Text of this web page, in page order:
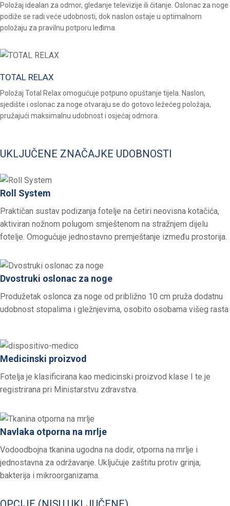
Položaj idealan za odmor, gledanje televizije ili čitanje. Oslonac za noge
podiže se radi veće udobnosti, dok naslon ostaje u optimalnom
položaju za pravilnu potporu leđima.
TOTAL RELAX
Položaj Total Relax omogućuje potpuno opuštanje tijela. Naslon,
sjedište i oslonac za noge otvaraju se do gotovo ležećeg položaja,
pružajući maksimalnu udobnost i osjećaj odmora.
UKLJUČENE ZNAČAJKE UDOBNOSTI
Roll System
Praktičan sustav podizanja fotelje na četiri neovisna kotačića,
aktiviran nožnom polugom smještenom na stražnjem dijelu
fotelje. Omogućuje jednostavno premještanje između prostorija.
Dvostruki oslonac za noge
Produžetak oslonca za noge od približno 10 cm pruža dodatnu
udobnost stopalima i gležnjevima, osobito osobama višeg rasta.
Medicinski proizvod
Fotelja je klasificirana kao medicinski proizvod klase I te je
registrirana pri Ministarstvu zdravstva.
Navlaka otporna na mrlje
Vodoodbojna tkanina ugodna na dodir, otporna na mrlje i
jednostavna za održavanje. Uključuje zaštitu protiv grinja,
bakterija i mikroorganizama.